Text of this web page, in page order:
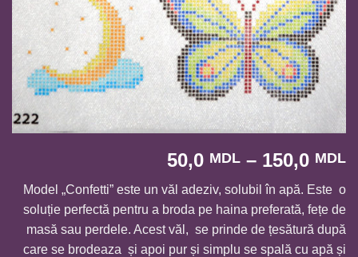
50,0 MDL – 150,0 MDL
Model „Confetti” este un văl adeziv, solubil în apă. Este o
soluție perfectă pentru a broda pe haina preferată, fețe de
masă sau perdele. Acest văl, se prinde de țesătură după
care se brodeaza și apoi pur și simplu se spală cu apă și